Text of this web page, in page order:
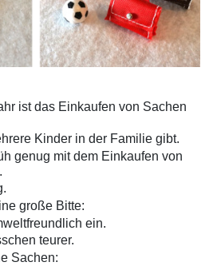
ist das Einkaufen von Sachen
Kinder in der Familie gibt.
genug mit dem Einkaufen von
große Bitte:
ein.
teurer.
Sachen: